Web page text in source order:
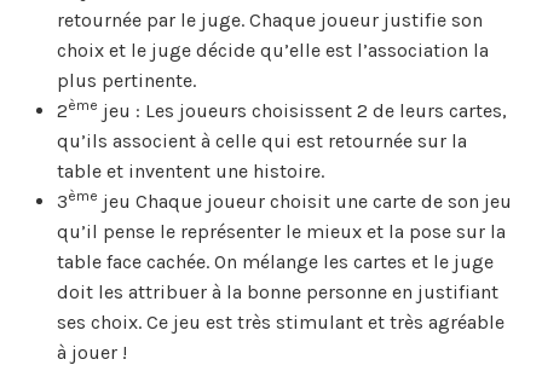
retournée par le juge. Chaque joueur justifie son
choix et le juge décide qu’elle est l’association la
plus pertinente.
2ème jeu : Les joueurs choisissent 2 de leurs cartes,
qu’ils associent à celle qui est retournée sur la
table et inventent une histoire.
3ème jeu Chaque joueur choisit une carte de son jeu
qu’il pense le représenter le mieux et la pose sur la
table face cachée. On mélange les cartes et le juge
doit les attribuer à la bonne personne en justifiant
ses choix. Ce jeu est très stimulant et très agréable
à jouer !